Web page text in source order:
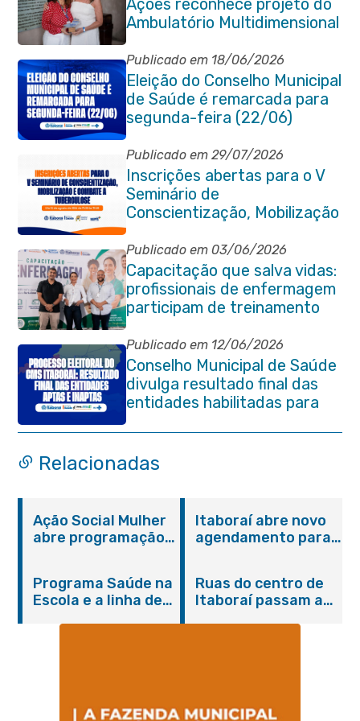
Ações reconhece projeto do
Ambulatório Multidimensional
da Pessoa Idosa de Itaboraí
Publicado em 18/06/2026
Eleição do Conselho Municipal
de Saúde é remarcada para
segunda-feira (22/06)
Publicado em 29/07/2026
Inscrições abertas para o V
Seminário de
Conscientização, Mobilização
e Combate à Tuberculose em
Itaboraí
Publicado em 03/06/2026
Capacitação que salva vidas:
profissionais de enfermagem
participam de treinamento
em primeiros socorros em
Itaboraí
Publicado em 12/06/2026
Conselho Municipal de Saúde
divulga resultado final das
entidades habilitadas para
eleição do quadriênio 2026-
2030
Relacionadas
Ação Social Mulher
abre programação
serviços gratuitos e
orientações
Itaboraí abre novo
agendamento para
Programa Saúde na
Escola e a linha de
Ruas do centro de
Itaboraí passam a